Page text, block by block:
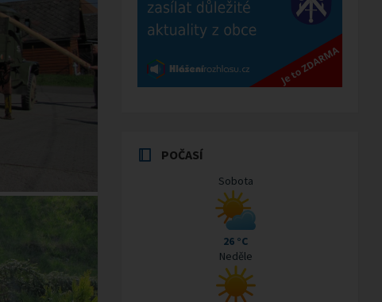
POČASÍ
Sobota
26 °C
Neděle